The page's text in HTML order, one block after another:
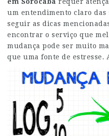
um entendimento claro das
seguir as dicas
encontrar o serviço que
mudança pode ser muito
que uma fonte de estresse.